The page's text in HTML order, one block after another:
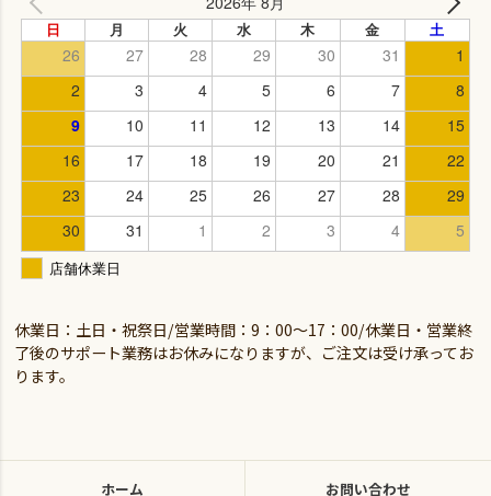
休業日：土日・祝祭日/営業時間：9：00～17：00/休業日・営業終
了後のサポート業務はお休みになりますが、ご注文は受け承ってお
ります。
ホーム お問い合わせ